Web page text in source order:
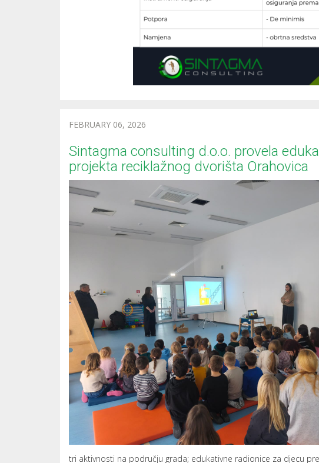
FEBRUARY 06, 2026
Sintagma consulting d.o.o. provela
projekta reciklažnog dvorišta Orahovica
tri aktivnosti na području grada; edukativne radionice za djecu